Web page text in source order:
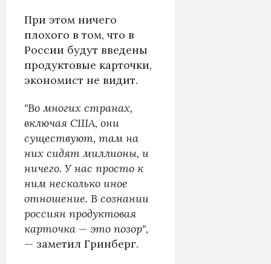
При этом ничего
плохого в том, что в
России будут введены
продуктовые карточки,
экономист не видит.
"Во многих странах,
включая США, они
существуют, там на
них сидят миллионы, и
ничего. У нас просто к
ним несколько иное
отношение. В сознании
россиян продуктовая
карточка — это позор",
— заметил Гринберг.